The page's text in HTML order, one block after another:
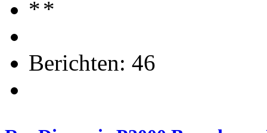
Berichten: 46